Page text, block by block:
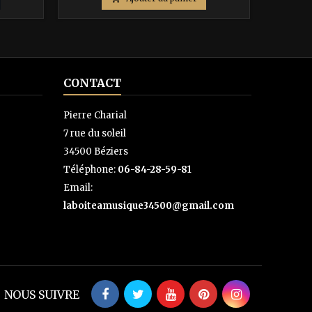
base
CONTACT
Pierre Charial
7 rue du soleil
34500 Béziers
Téléphone: 06-84-28-59-81
Email:
laboiteamusique34500@gmail.com
NOUS SUIVRE